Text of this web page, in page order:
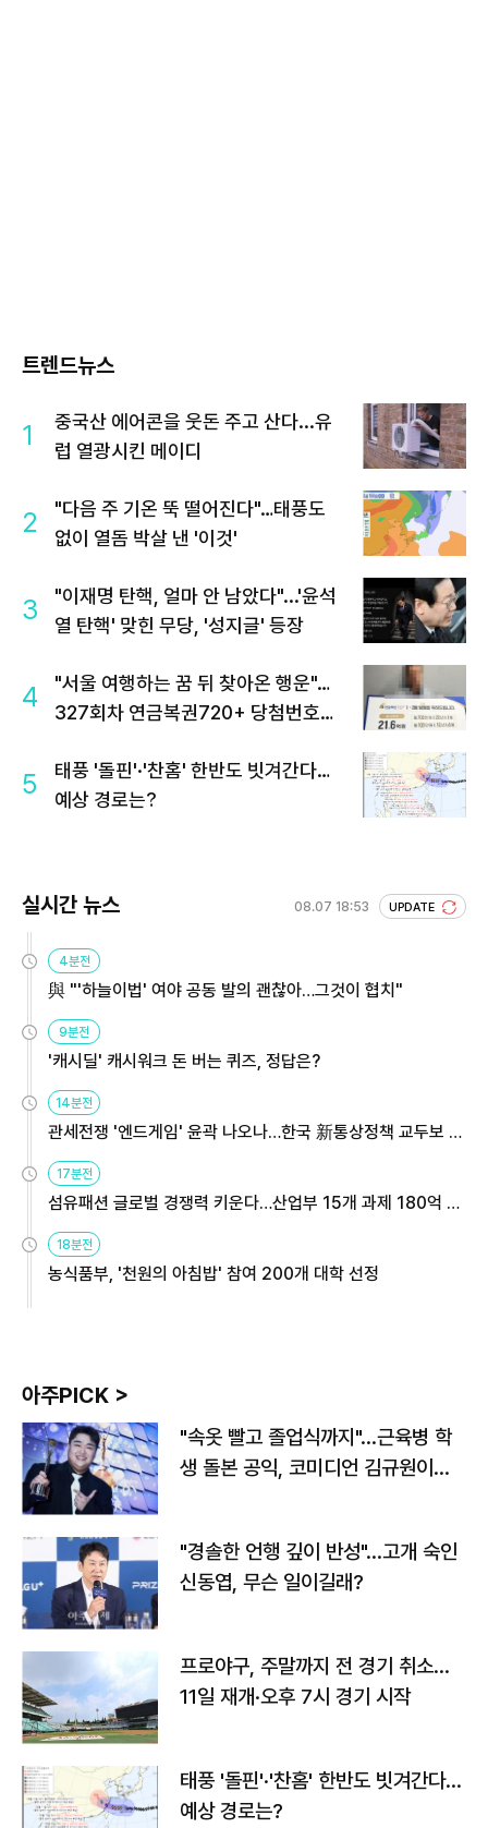
트렌드뉴스
1
중국산 에어콘을 웃돈 주고 산다...유
럽 열광시킨 메이디
2
"다음 주 기온 뚝 떨어진다"…태풍도
없이 열돔 박살 낸 '이것'
3
"이재명 탄핵, 얼마 안 남았다"...'윤석
열 탄핵' 맞힌 무당, '성지글' 등장
4
"서울 여행하는 꿈 뒤 찾아온 행운"…
327회차 연금복권720+ 당첨번호조
5
태풍 '돌핀'·'찬홈' 한반도 빗겨간다…
예상 경로는?
실시간 뉴스 08.07 18:53 UPDATE
4분전
與 "'하늘이법' 여야 공동 발의 괜찮아…그것이 협치"
9분전
'캐시딜' 캐시워크 돈 버는 퀴즈, 정답은?
14분전
관세전쟁 '엔드게임' 윤곽 나오나…한국 新통상정책 교두보 활
17분전
섬유패션 글로벌 경쟁력 키운다…산업부 15개 과제 180억 지
18분전
농식품부, '천원의 아침밥' 참여 200개 대학 선정
아주PICK >
"속옷 빨고 졸업식까지"…근육병 학
생 돌본 공익, 코미디언 김규원이었
"경솔한 언행 깊이 반성"…고개 숙인
신동엽, 무슨 일이길래?
프로야구, 주말까지 전 경기 취소…
11일 재개·오후 7시 경기 시작
태풍 '돌핀'·'찬홈' 한반도 빗겨간다…
예상 경로는?